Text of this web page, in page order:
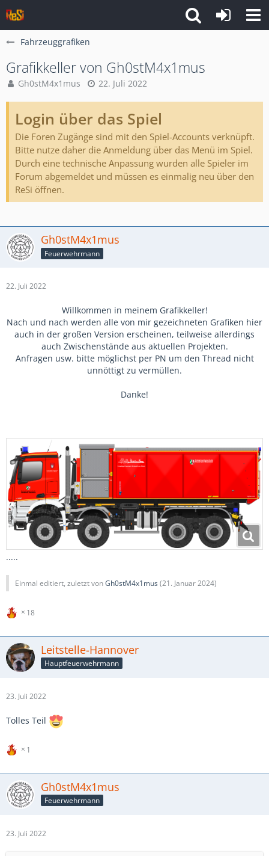
Fahrzeuggrafiken
Grafikkeller von Gh0stM4x1mus
Gh0stM4x1mus 22. Juli 2022
Login über das Spiel
Die Foren Zugänge sind mit den Spiel-Accounts verknüpft.
Bitte nutze daher die Anmeldung über das Menü im Spiel.
Durch eine technische Anpassung wurden alle Spieler im
Forum abgemeldet und müssen es einmalig neu über den
ReSi öffnen.
Gh0stM4x1mus
Feuerwehrmann
22. Juli 2022
Willkommen in meinem Grafikkeller!
Nach und nach werden alle von mir gezeichneten Grafiken hier
auch in der großen Version erscheinen, teilweise allerdings
auch Zwischenstände aus aktuellen Projekten.
Anfragen usw. bitte möglichst per PN um den Thread nicht
unnöttigt zu vermüllen.
Danke!
.....
Einmal editiert, zuletzt vonGh0stM4x1mus(21. Januar 2024)
18
Leitstelle-Hannover
Hauptfeuerwehrmann
23. Juli 2022
Tolles Teil
1
Gh0stM4x1mus
Feuerwehrmann
23. Juli 2022